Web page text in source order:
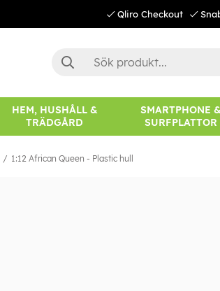
Qliro Checkout
HEM, HUSHÅLL &
TRÄDGÅRD
SMARTPHONE
SURFPLATTOR
1:12 African Queen - Plastic hull